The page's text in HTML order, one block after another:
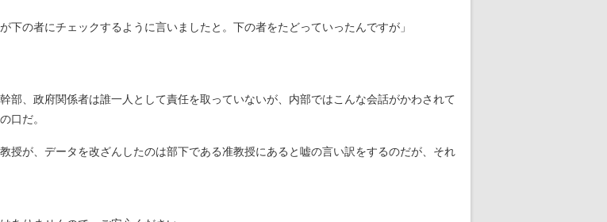
の者にチェックするように言いましたと。下の者をたどっていったんですが」
、政府関係者は誰一人として責任を取っていないが、内部ではこんな会話がかわされて
口だ。
が、データを改ざんしたのは部下である准教授にあると嘘の言い訳をするのだが、それ